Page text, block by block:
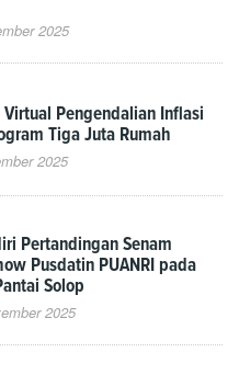
2025
Virtual Pengendalian Inflasi
Tiga Juta Rumah
2025
Pertandingan Senam
Pusdatin PUANRI pada
Solop
2025